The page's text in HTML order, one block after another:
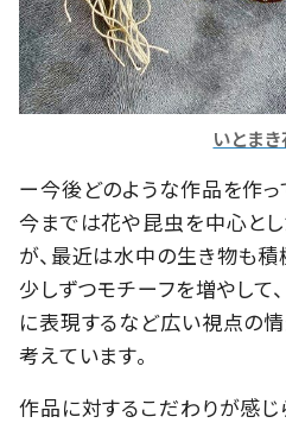
いとま
ー今後どのような作品を作っ
今までは花や昆虫を中心と
が、最近は水中の生き物も積
少しずつモチーフを増やして
に表現するなど広い視点の
考えています。
作品に対するこだわりが感じ